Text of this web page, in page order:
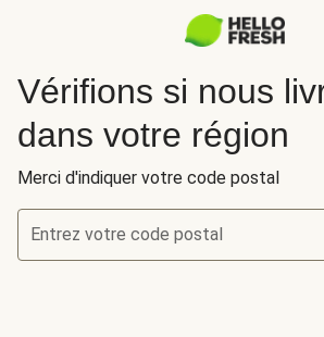
Vérifions si nous
dans votre région
Merci d'indiquer votre code postal
Entrez votre code postal